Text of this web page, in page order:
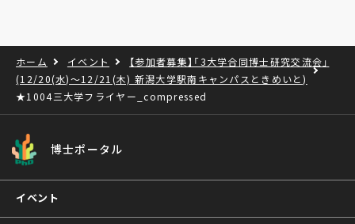
ホーム イベント
【参加者募集】「3大学合同博士研究交流会」
(12/20(水)～12/21(木) 新潟大学駅南キャンパスときめいと)
★1004三大学フライヤー_compressed
博士ポータル
イベント